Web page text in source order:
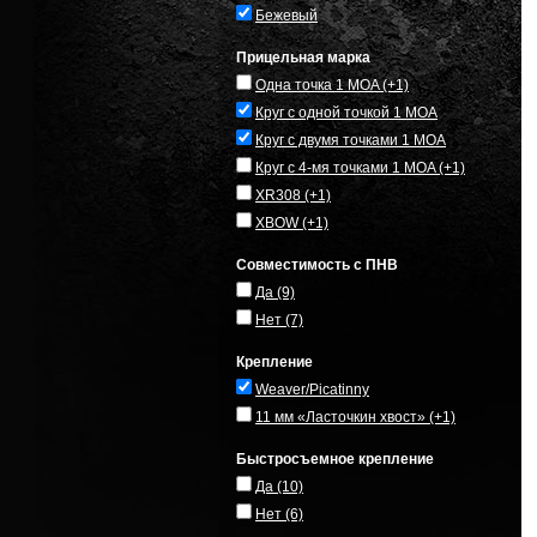
Бежевый
Прицельная марка
Одна точка 1 MOA(+1)
Круг с одной точкой 1 MOA
Круг с двумя точками 1 MOA
Круг с 4-мя точками 1 MOA(+1)
XR308 (+1)
XBOW(+1)
Совместимость с ПНВ
Да (9)
Нет (7)
Крепление
Weaver/Picatinny
11 мм «Ласточкин хвост» (+1)
Быстросъемное крепление
Да (10)
Нет (6)